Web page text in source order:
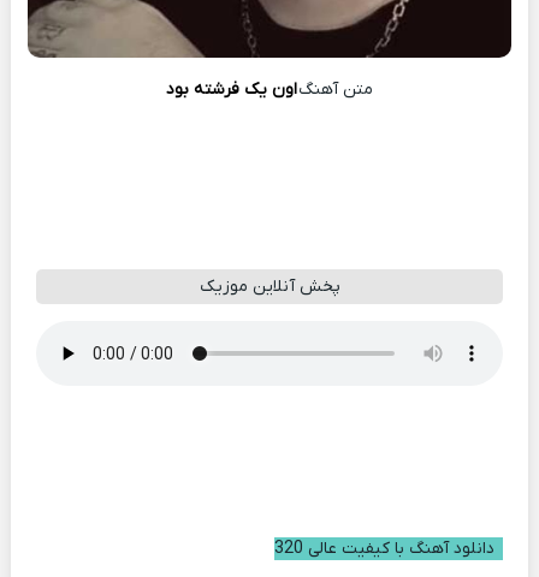
متن آهنگاون یک فرشته بود
پخش آنلاین موزیک
دانلود آهنگ با کیفیت عالی 320